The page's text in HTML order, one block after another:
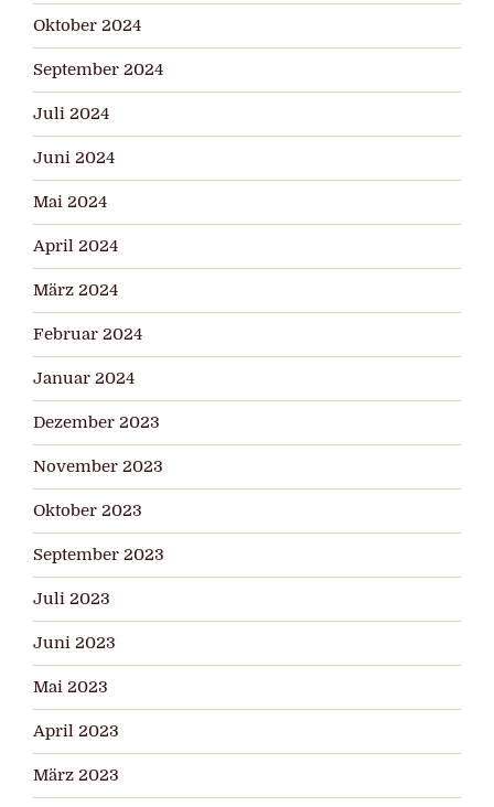
Oktober 2024
September 2024
Juli 2024
Juni 2024
Mai 2024
April 2024
März 2024
Februar 2024
Januar 2024
Dezember 2023
November 2023
Oktober 2023
September 2023
Juli 2023
Juni 2023
Mai 2023
April 2023
März 2023